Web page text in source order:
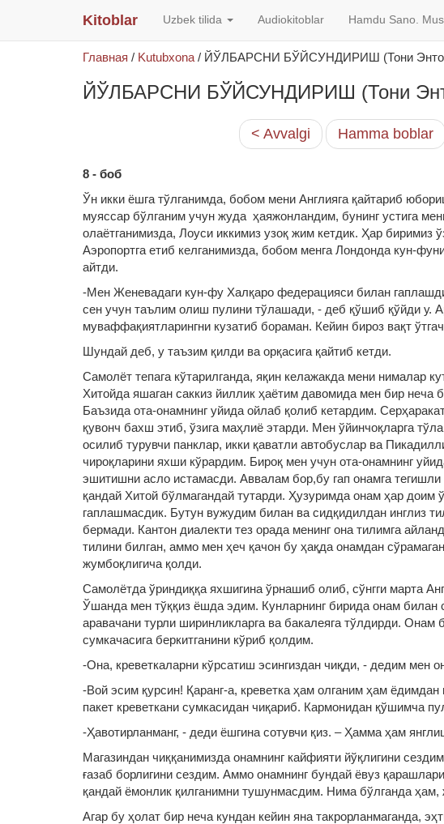
Kitoblar Uzbek tilida Audiokitoblar Hamdu Sano.
Главная / Kutubxona / ЙЎЛБАРСНИ БЎЙСУНДИРИШ (Тони
ЙЎЛБАРСНИ БЎЙСУНДИРИШ (Тони
< Avvalgi Hamma boblar
8 - боб
Ўн икки ёшга тўлганимда, бобом мени Англияга қайтариб
муяссар бўлганим учун жуда ҳаяжонландим, бунинг устига
олаётганимизда, Лоуси иккимиз узоқ жим кетдик. Ҳар биримиз
Аэропортга етиб келганимизда, бобом менга Лондонда кун-
айтди.
-Мен Женевадаги кун-фу Халқаро федерацияси билан
сен учун таълим олиш пулини тўлашади, - деб қўшиб қўйди у.
муваффақиятларингни кузатиб бораман. Кейин бироз вақт
Шундай деб, у таъзим қилди ва орқасига қайтиб кетди.
Самолёт тепага кўтарилганда, яқин келажакда мени нималар
Хитойда яшаган саккиз йиллик ҳаётим давомида мен бир неча
Баъзида ота-онамнинг уйида ойлаб қолиб кетардим.
қувонч бахш этиб, ўзига маҳлиё этарди. Мен ўйинчоқларга
осилиб турувчи панклар, икки қаватли автобуслар ва
чироқларини яхши кўрардим. Бироқ мен учун ота-онамнинг
эшитишни асло истамасди. Аввалам бор,бу гап онамга
қандай Хитой бўлмагандай тутарди. Ҳузуримда онам ҳар доим
гаплашмасдик. Бутун вужудим билан ва сидқидилдан инглиз
бермади. Кантон диалекти тез орада менинг она тилимга
тилини билган, аммо мен ҳеч қачон бу ҳақда онамдан
жумбоқлигича қолди.
Самолётда ўриндиққа яхшигина ўрнашиб олиб, сўнгги марта
Ўшанда мен тўққиз ёшда эдим. Кунларнинг бирида онам билан
аравачани турли ширинликларга ва бакалеяга тўлдирди. Онам
сумкачасига беркитганини кўриб қолдим.
-Она, креветкаларни кўрсатиш эсингиздан чиқди, - дедим мен
-Вой эсим қурсин! Қаранг-а, креветка ҳам олганим ҳам
пакет креветкани сумкасидан чиқариб. Кармонидан қўшимча
-Ҳавотирланманг, - деди ёшгина сотувчи қиз. – Ҳамма ҳам
Магазиндан чиққанимизда онамнинг кайфияти йўқлигини
ғазаб борлигини сездим. Аммо онамнинг бундай ёвуз
қандай ёмонлик қилганимни тушунмасдим. Нима бўлганда
Агар бу ҳолат бир неча кундан кейин яна такрорланмаганда,